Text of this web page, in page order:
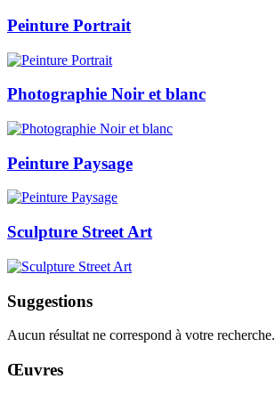
Peinture Portrait
Photographie Noir et blanc
Peinture Paysage
Sculpture Street Art
Suggestions
Aucun résultat ne correspond à votre recherche.
Œuvres